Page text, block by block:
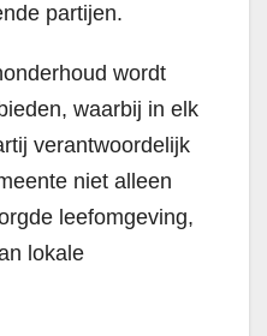
partijen.
wordt
waarbij in elk
verantwoordelijk
niet alleen
leefomgeving,
lokale